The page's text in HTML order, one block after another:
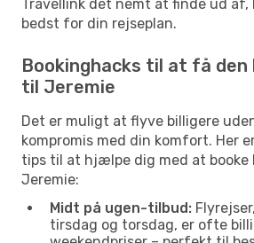
Travellink det nemt at finde ud
bedst for din rejseplan.
Bookinghacks til at få
til Jeremie
Det er muligt at flyve billigere
kompromis med din komfort. Her
tips til at hjælpe dig med at
Jeremie:
Midt på ugen-tilbud:
tirsdag og torsdag, er ofte